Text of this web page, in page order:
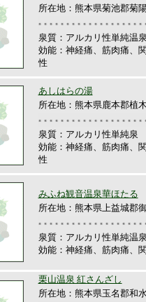
所在地：熊本県菊池郡菊
泉質：アルカリ性単純温
効能：神経痛、筋肉痛、
性
あしはらの湯
所在地：熊本県鹿本郡植
泉質：アルカリ性単純泉
効能：神経痛、筋肉痛、
性
みふね観音温泉華ほたる
所在地：熊本県上益城郡
泉質：アルカリ性単純温
効能：神経痛、筋肉痛、
栗山温泉 紅さんざし
所在地：熊本県玉名郡和